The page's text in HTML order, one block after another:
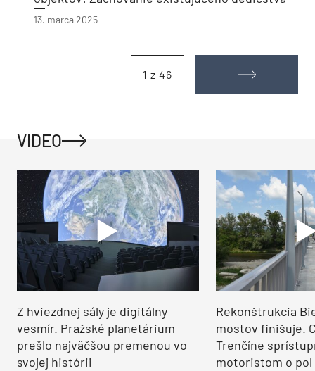
13. marca 2025
1 z 46
VIDEO
Z hviezdnej sály je digitálny
vesmír. Pražské planetárium
prešlo najväčšou premenou vo
svojej histórii
Rekonštrukcia
mostov finišuje.
Trenčíne
motoristom o pol